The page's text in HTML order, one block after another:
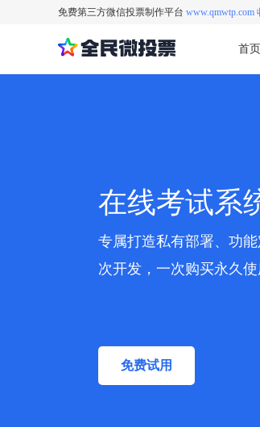
免费第三方微信投票制作平台 www.qmwtp.com
首页
在线考试系
专属打造私有部署、功
次开发，一次购买永久使
免费试用